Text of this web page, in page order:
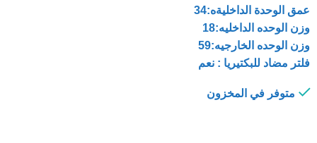
عمق الوحدة الداخليةه:34
وزن الوحده الداخليه:18
وزن الوحده الخارجيه:59
فلتر مضاد للبكتيريا : نعم
متوفر في المخزون